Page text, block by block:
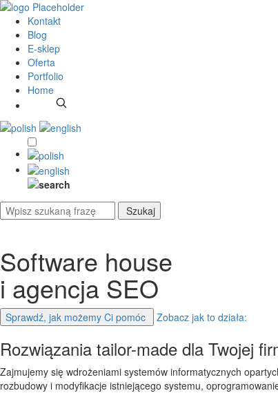
Kontakt
Blog
E-sklep
Oferta
Portfolio
Home
Software house
i agencja SEO
Sprawdź, jak możemy Ci pomóc Zobacz jak to działa:
Rozwiązania tailor-made dla Twojej
Zajmujemy się wdrożeniami systemów informatycznych
rozbudowy i modyfikacje istniejącego systemu,